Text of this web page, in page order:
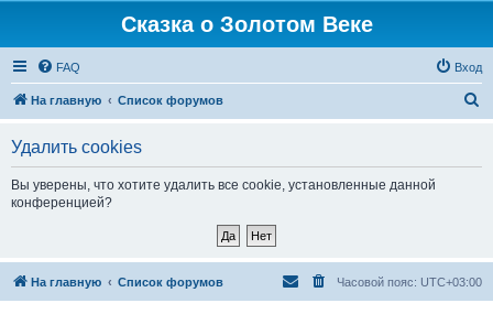
Сказка о Золотом Веке
FAQ Вход
На главную Список форумов
Удалить cookies
Вы уверены, что хотите удалить все cookie, установленные данной
конференцией?
На главную Список форумов Часовой пояс: UTC+03:00